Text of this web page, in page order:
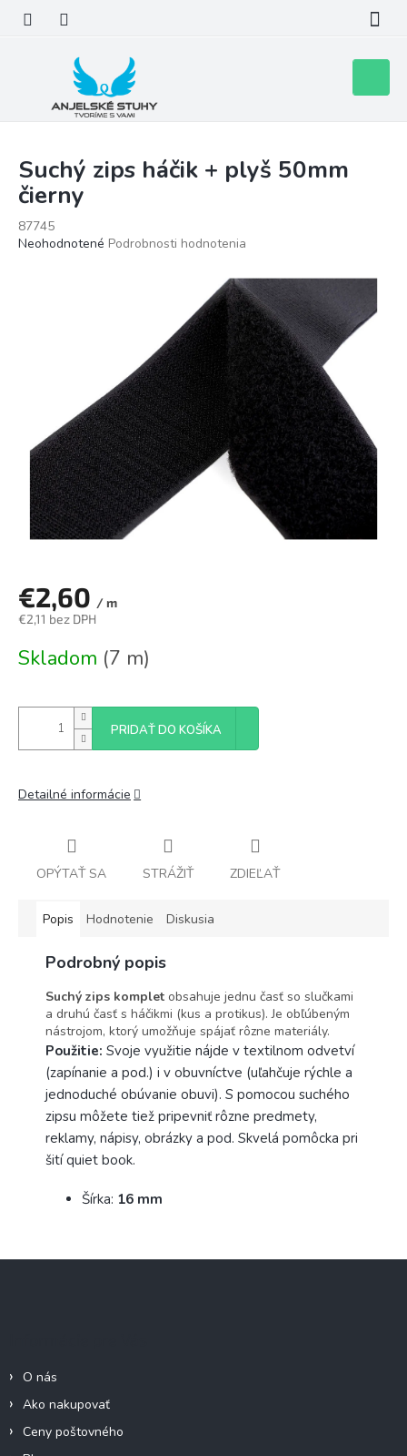
obsah
košík
Suchý zips háčik + plyš 50mm
čierny
87745
Priemerné
Neohodnotené Podrobnosti hodnotenia
€2,60 / m
€2,11 bez DPH
cena:
Skladom (7 m)
PRIDAŤ DO KOŠÍKA
Detailné informácie
OPÝTAŤ SA STRÁŽIŤ ZDIEĽAŤ
Popis Hodnotenie Diskusia
Podrobný popis
Suchý zips komplet obsahuje jednu časť so slučkami
a druhú časť s háčikmi (kus a protikus). Je obľúbeným
nástrojom, ktorý umožňuje spájať rôzne materiály.
Použitie: Svoje využitie nájde v textilnom odvetví
(zapínanie a pod.) i v obuvníctve (uľahčuje rýchle a
jednoduché obúvanie obuvi). S pomocou suchého
zipsu môžete tiež pripevniť rôzne predmety,
reklamy, nápisy, obrázky a pod. Skvelá pomôcka pri
šití quiet book.
Šírka: 16 mm
O nás
Ako nakupovať
Ceny poštovného